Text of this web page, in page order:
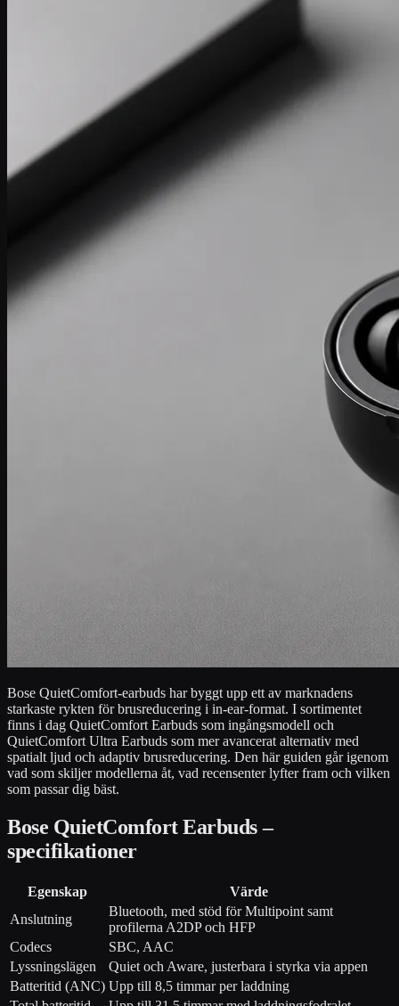
Bose QuietComfort-earbuds har byggt upp ett av marknadens
starkaste rykten för brusreducering i in-ear-format. I sortimentet
finns i dag QuietComfort Earbuds som ingångsmodell och
QuietComfort Ultra Earbuds som mer avancerat alternativ med
spatialt ljud och adaptiv brusreducering. Den här guiden går igenom
vad som skiljer modellerna åt, vad recensenter lyfter fram och vilken
som passar dig bäst.
Bose QuietComfort Earbuds –
specifikationer
Egenskap
Värde
Anslutning
Bluetooth, med stöd för Multipoint samt
profilerna A2DP och HFP
Codecs
SBC, AAC
Lyssningslägen
Quiet och Aware, justerbara i styrka via appen
Batteritid (ANC) Upp till 8,5 timmar per laddning